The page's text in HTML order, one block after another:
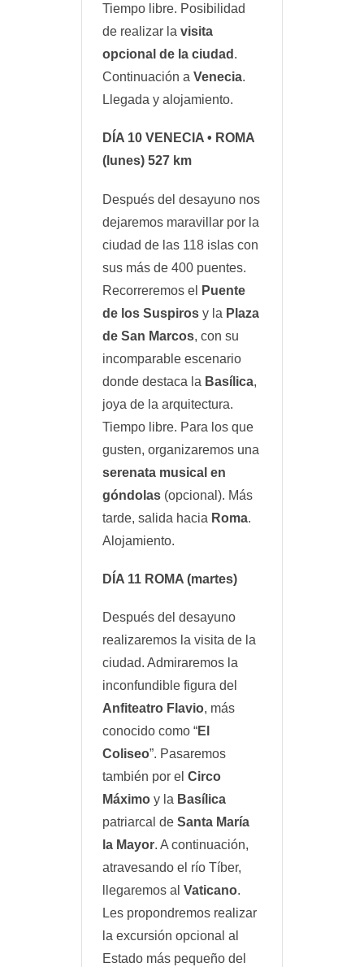
Tiempo libre. Posibilidad
de realizar la visita
opcional de la ciudad .
Continuación a Venecia.
Llegada y alojamiento.
DÍA 10 VENECIA • ROMA
(lunes) 527 km
Después del desayuno nos
dejaremos maravillar por la
ciudad de las 118 islas con
sus más de 400 puentes.
Recorreremos el
Puente
de los Suspiros y la Plaza
de San Marcos, con su
incomparable escenario
donde destaca la Basílica,
joya de la arquitectura.
Tiempo libre. Para los que
gusten, organizaremos una
serenata musical en
góndolas (opcional). Más
tarde, salida hacia Roma.
Alojamiento.
DÍA 11 ROMA (martes)
Después del desayuno
realizaremos la visita de la
ciudad. Admiraremos la
inconfundible figura del
Anfiteatro Flavio, más
conocido como “El
Coliseo”. Pasaremos
también por el Circo
Máximo y la Basílica
patriarcal de Santa María
la Mayor. A continuación,
atravesando el río Tíber,
llegaremos al Vaticano.
Les propondremos realizar
la excursión opcional al
Estado más pequeño del